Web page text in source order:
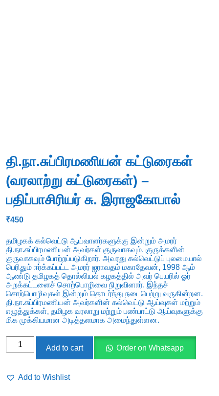
தி.நா.சுப்பிரமணியன் கட்டுரைகள்
(வரலாற்று கட்டுரைகள்) –
பதிப்பாசிரியர் சு. இராஜகோபால்
₹450
தமிழகக் கல்வெட்டு ஆய்வாளர்களுக்கு இன்றும் அமரர்
தி.நா.சுப்பிரமணியன் அவர்கள் குருவாகவும், குருக்களின்
குருவாகவும் போற்றப்படுகிறார். அவரது கல்வெட்டுப் புலமையால்
பெரிதும் ஈர்க்கப்பட்ட அமரர் ஐராவதம் மகாதேவன், 1998 ஆம்
ஆண்டு தமிழகத் தொல்லியல் கழகத்தில் அவர் பெயரில் ஓர்
அறக்கட்டளைச் சொற்பொழிவை நிறுவினார். இந்தச்
சொற்பொழிவுகள் இன்றும் தொடர்ந்து நடைபெற்று வருகின்றன.
தி.நா.சுப்பிரமணியன் அவர்களின் கல்வெட்டு ஆய்வுகள் மற்றும்
எழுத்துக்கள், தமிழக வரலாறு மற்றும் பண்பாட்டு ஆய்வுகளுக்கு
மிக முக்கியமான அடித்தளமாக அமைந்துள்ளன.
தி.நா.சுப்பிரமணியன்
கட்டுரைகள்)
Add to cart Order on Whatsapp
Add to Wishlist